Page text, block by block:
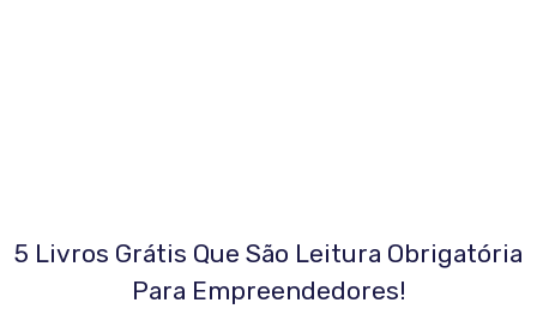
5 Livros Grátis Que São Leitura Obrigatória
Para Empreendedores!